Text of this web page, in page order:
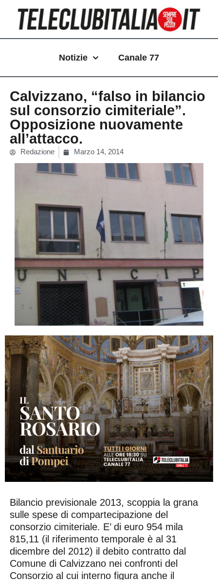
contenuto
Notizie Canale 77
Calvizzano, “falso in bilancio
sul consorzio cimiteriale”.
Opposizione nuovamente
all’attacco.
Redazione Marzo 14, 2014
Bilancio previsionale 2013, scoppia la grana
sulle spese di compartecipazione del
consorzio cimiteriale. E’ di euro 954 mila
815,11 (il riferimento temporale è al 31
dicembre del 2012) il debito contratto dal
Comune di Calvizzano nei confronti del
Consorzio al cui interno figura anche il